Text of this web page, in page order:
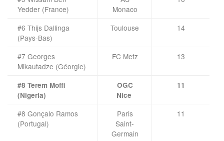
Yedder (France)
Monaco
#6 Thijs Dallinga
(Pays-Bas)
Toulouse 14
#7 Georges
Mikautadze (Géorgie)
FC Metz 13
#8 Terem Moffi
(Nigeria)
OGC
Nice
11
#8 Gonçalo Ramos
(Portugal)
Paris
Saint-
Germain
11